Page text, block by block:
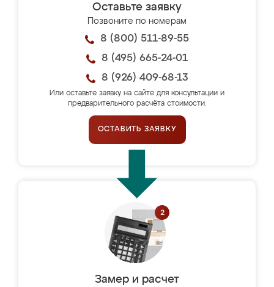
Оставьте заявку
Позвоните по номерам
8 (800) 511-89-55
8 (495) 665-24-01
8 (926) 409-68-13
Или оставьте заявку на сайте для консультации и
предварительного расчёта стоимости.
ОСТАВИТЬ ЗАЯВКУ
Замер и расчет